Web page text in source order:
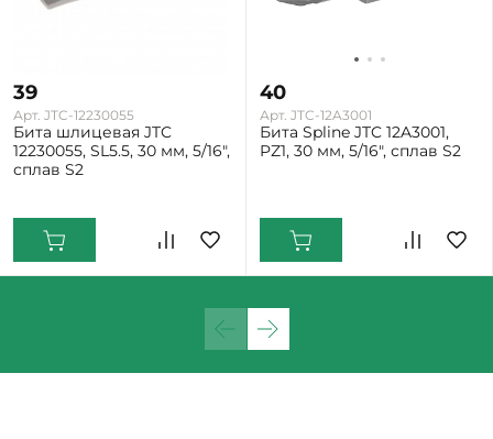
39
Арт. JTC-12230055
Бита шлицевая JTC
12230055, SL5.5, 30 мм, 5/16",
сплав S2
40
Арт. JTC-12A3001
Бита Spline JTC 12A3001,
PZ1, 30 мм, 5/16", сплав S2